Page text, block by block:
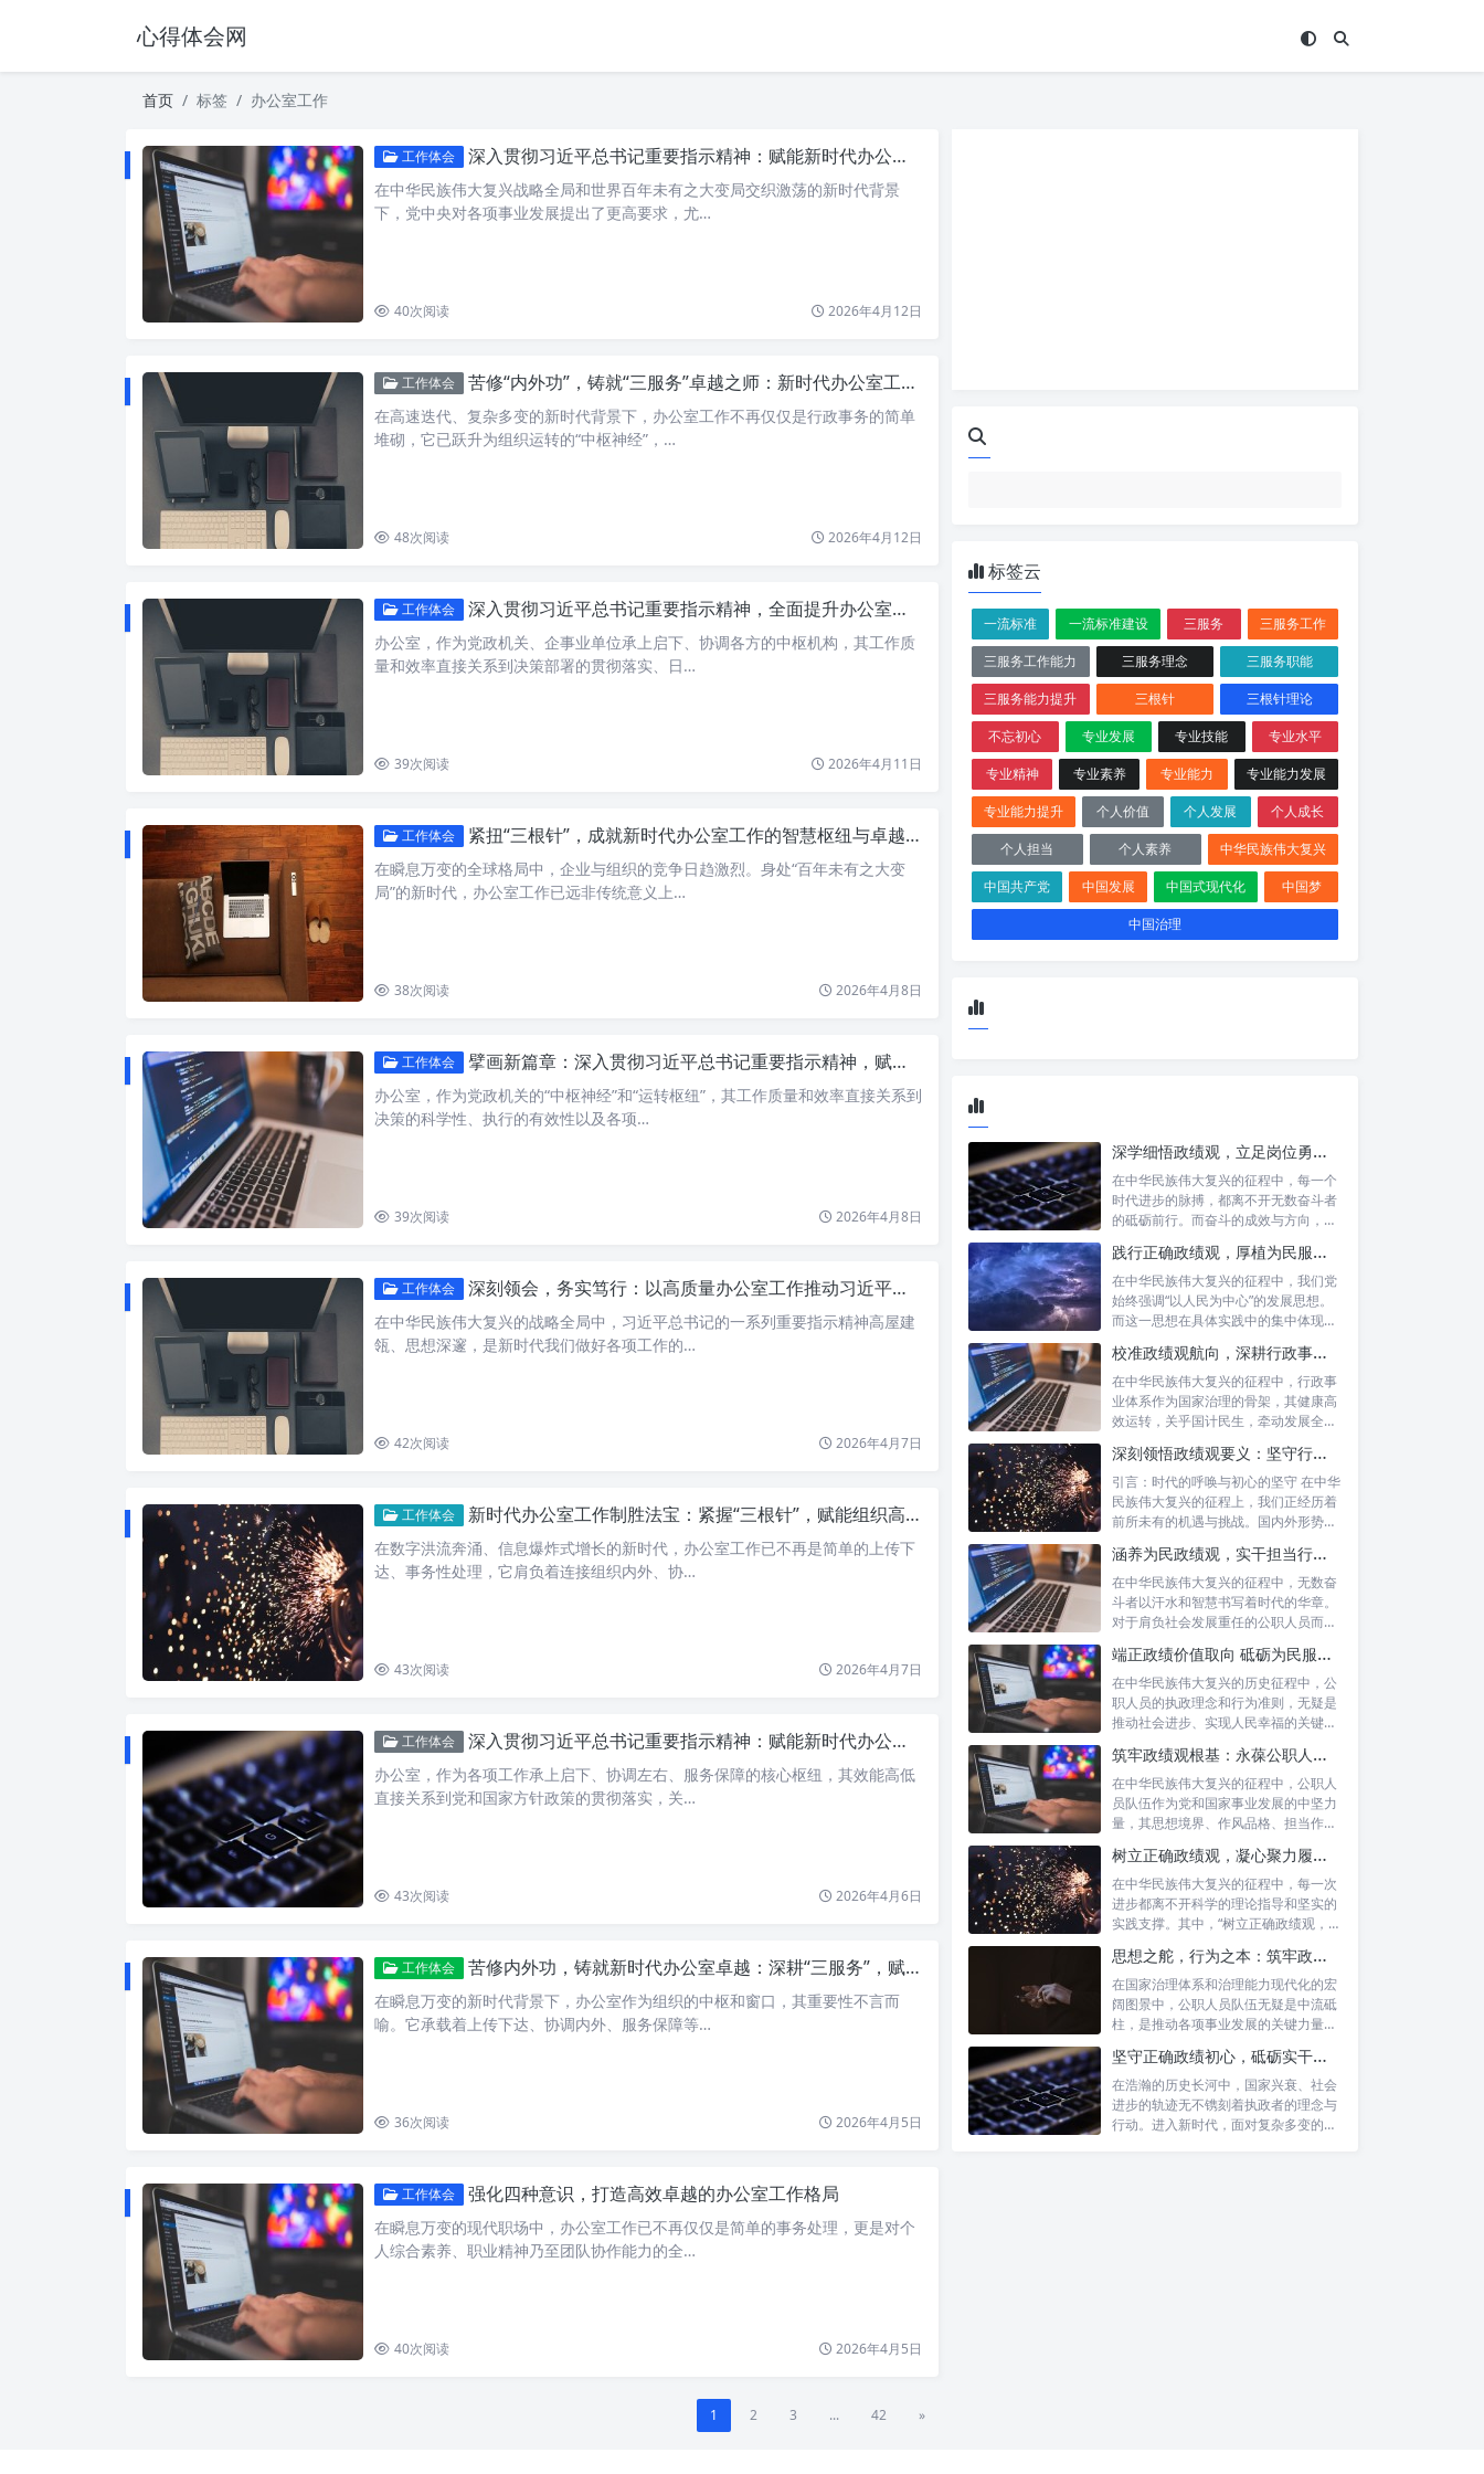
心得体会网
首页 标签 办公室工作
工作体会 深入贯彻习近平总书记重要指示精神：赋能新时代办公室工作高质量发展
在中华民族伟大复兴战略全局和世界百年未有之大变局交织激荡的新时代背景
下，党中央对各项事业发展提出了更高要求，尤…
40次阅读 2026年4月12日
工作体会 苦修“内外功”，铸就“三服务”卓越之师：新时代办公室工作的进阶之路
在高速迭代、复杂多变的新时代背景下，办公室工作不再仅仅是行政事务的简单
堆砌，它已跃升为组织运转的“中枢神经”，…
48次阅读 2026年4月12日
工作体会 深入贯彻习近平总书记重要指示精神，全面提升办公室工作高质量发展水平
办公室，作为党政机关、企事业单位承上启下、协调各方的中枢机构，其工作质
量和效率直接关系到决策部署的贯彻落实、日…
39次阅读 2026年4月11日
工作体会 紧扭“三根针”，成就新时代办公室工作的智慧枢纽与卓越基石
在瞬息万变的全球格局中，企业与组织的竞争日趋激烈。身处“百年未有之大变
局”的新时代，办公室工作已远非传统意义上…
38次阅读 2026年4月8日
工作体会 擘画新篇章：深入贯彻习近平总书记重要指示精神，赋能办公室高质量发展
办公室，作为党政机关的“中枢神经”和“运转枢纽”，其工作质量和效率直接关系到
决策的科学性、执行的有效性以及各项…
39次阅读 2026年4月8日
工作体会 深刻领会，务实笃行：以高质量办公室工作推动习近平总书记重要指示精神落地生根
在中华民族伟大复兴的战略全局中，习近平总书记的一系列重要指示精神高屋建
瓴、思想深邃，是新时代我们做好各项工作的…
42次阅读 2026年4月7日
工作体会 新时代办公室工作制胜法宝：紧握“三根针”，赋能组织高质量发展
在数字洪流奔涌、信息爆炸式增长的新时代，办公室工作已不再是简单的上传下
达、事务性处理，它肩负着连接组织内外、协…
43次阅读 2026年4月7日
工作体会 深入贯彻习近平总书记重要指示精神：赋能新时代办公室工作高质量发展
办公室，作为各项工作承上启下、协调左右、服务保障的核心枢纽，其效能高低
直接关系到党和国家方针政策的贯彻落实，关…
43次阅读 2026年4月6日
工作体会 苦修内外功，铸就新时代办公室卓越：深耕“三服务”，赋能组织高质量发展
在瞬息万变的新时代背景下，办公室作为组织的中枢和窗口，其重要性不言而
喻。它承载着上传下达、协调内外、服务保障等…
36次阅读 2026年4月5日
工作体会 强化四种意识，打造高效卓越的办公室工作格局
在瞬息万变的现代职场中，办公室工作已不再仅仅是简单的事务处理，更是对个
人综合素养、职业精神乃至团队协作能力的全…
40次阅读 2026年4月5日
1 2 3 ... 42 »
标签云
一流标准 一流标准建设 三服务
三服务工作
三服务工作能力
三服务理念
三服务职能
三服务能力提升
三根针
三根针理论
不忘初心
专业发展 专业技能
专业水平
专业精神
专业素养 专业能力
专业能力发展
专业能力提升
个人价值 个人发展
个人成长
个人担当
个人素养
中华民族伟大复兴
中国共产党
中国发展 中国式现代化
中国梦
中国治理
深学细悟政绩观，立足岗位勇争先：新时代奋斗者的思想指引与实践航标
在中华民族伟大复兴的征程中，每一个
时代进步的脉搏，都离不开无数奋斗者
的砥砺前行。而奋斗的成效与方向，又
践行正确政绩观，厚植为民服务根基：迈向高质量发展的根本遵循
在中华民族伟大复兴的征程中，我们党
始终强调“以人民为中心”的发展思想。
而这一思想在具体实践中的集中体现，
校准政绩观航向，深耕行政事业本职：新时代高质量发展的双重 imperative
在中华民族伟大复兴的征程中，行政事
业体系作为国家治理的骨架，其健康高
效运转，关乎国计民生，牵动发展全
深刻领悟政绩观要义：坚守行政事业初心，绘就为民服务新篇章
引言：时代的呼唤与初心的坚守 在中华
民族伟大复兴的征程上，我们正经历着
前所未有的机遇与挑战。国内外形势复
涵养为民政绩观，实干担当行稳致远：新时代公仆的价值坐标与实践航向
在中华民族伟大复兴的征程中，无数奋
斗者以汗水和智慧书写着时代的华章。
对于肩负社会发展重任的公职人员而
端正政绩价值取向 砥砺为民服务初心：新时代公仆的责任与担当
在中华民族伟大复兴的历史征程中，公
职人员的执政理念和行为准则，无疑是
推动社会进步、实现人民幸福的关键所
筑牢政绩观根基：永葆公职人员本色的时代考量与实践路径
在中华民族伟大复兴的征程中，公职人
员队伍作为党和国家事业发展的中坚力
量，其思想境界、作风品格、担当作为
树立正确政绩观，凝心聚力履职尽责：新时代下的治理智慧与实践路径
在中华民族伟大复兴的征程中，每一次
进步都离不开科学的理论指导和坚实的
实践支撑。其中，“树立正确政绩观，凝
思想之舵，行为之本：筑牢政绩观根基，永葆公职人员本色
在国家治理体系和治理能力现代化的宏
阔图景中，公职人员队伍无疑是中流砥
柱，是推动各项事业发展的关键力量。
坚守正确政绩初心，砥砺实干担当精神：新时代高质量发展的核心引擎
在浩瀚的历史长河中，国家兴衰、社会
进步的轨迹无不镌刻着执政者的理念与
行动。进入新时代，面对复杂多变的国